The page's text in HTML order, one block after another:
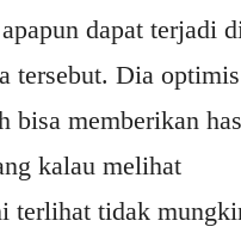
dapat terjadi di
tersebut. Dia optimis
bisa memberikan
kalau melihat
terlihat tidak